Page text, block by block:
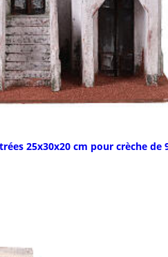
25x30x20 cm pour crèche de